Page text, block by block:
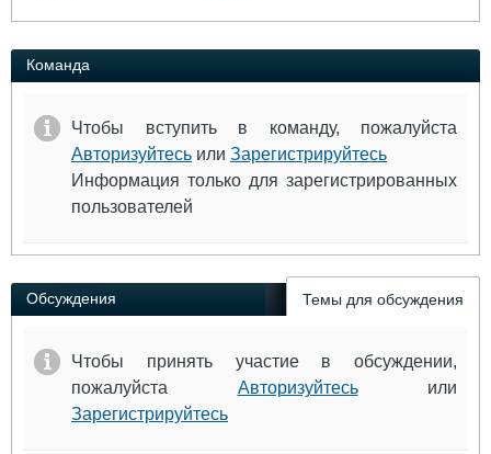
Команда
Чтобы вступить в команду, пожалуйста
Авторизуйтесь или Зарегистрируйтесь
Информация только для зарегистрированных
пользователей
Обсуждения Темы для обсуждения
Чтобы принять участие в обсуждении,
пожалуйста Авторизуйтесьили
Зарегистрируйтесь